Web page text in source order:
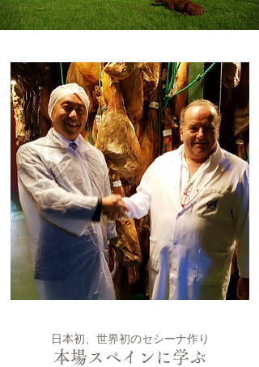
日本初、世界初のセシーナ作り
本場スペインに学ぶ